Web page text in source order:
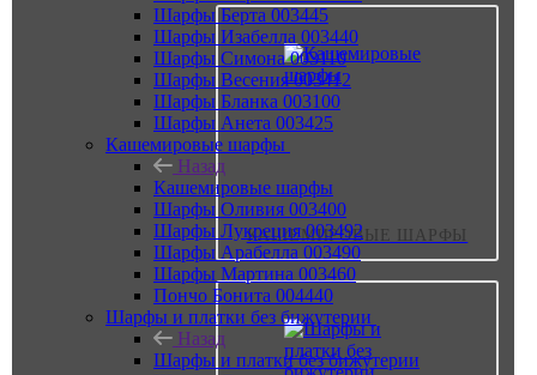
КАШЕМИРОВЫЕ ШАРФЫ
Шарфы Берта 003445
Шарфы Изабелла 003440
Шарфы Симона 003110
Шарфы Весения 003412
Шарфы Бланка 003100
Шарфы Анета 003425
Кашемировые шарфы
Назад
Кашемировые шарфы
Шарфы Оливия 003400
Шарфы Лукреция 003492
Шарфы Арабелла 003490
Шарфы Мартина 003460
Пончо Бонита 004440
Шарфы и платки без бижутерии
Назад
Шарфы и платки без бижутерии